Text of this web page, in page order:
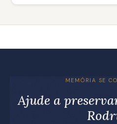
MEMÓRIA SE
Ajude a